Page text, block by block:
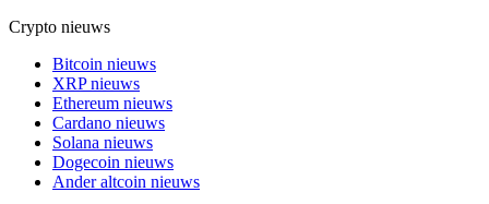
Crypto nieuws
Bitcoin nieuws
XRP nieuws
Ethereum nieuws
Cardano nieuws
Solana nieuws
Dogecoin nieuws
Ander altcoin nieuws